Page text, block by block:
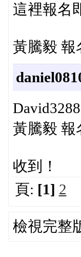
這裡報名
黃騰毅 報
黃騰毅 報
收到！
頁: [1] 2
檢視完整